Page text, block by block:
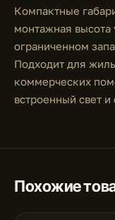
Компактные
монтажная
ограниченном
Подходит для
коммерческих
встроенный свет
Похожие